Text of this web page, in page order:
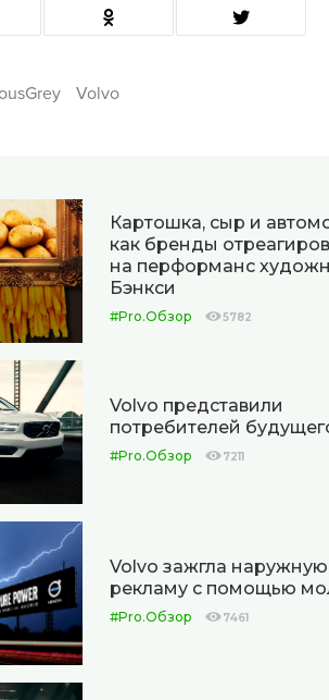
Volvo
Картошка, сыр и
как бренды
на перформанс
Бэнкси
#Pro.Обзор 5782
Volvo представили
потребителей
#Pro.Обзор 7211
Volvo зажгла наружную
рекламу с помощью
#Pro.Обзор 7461